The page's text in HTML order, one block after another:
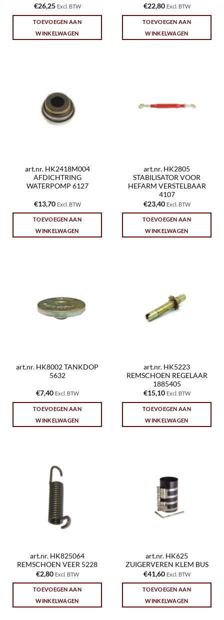
€26,25 Excl. BTW
TOEVOEGEN AAN
WINKELWAGEN
€22,80 Excl. BTW
TOEVOEGEN AAN
WINKELWAGEN
art.nr. HK2418M004
AFDICHTRING
WATERPOMP 6127
€13,70 Excl. BTW
TOEVOEGEN AAN
WINKELWAGEN
art.nr. HK2805
STABILISATOR VOOR
HEFARM VERSTELBAAR
4107
€23,40 Excl. BTW
TOEVOEGEN AAN
WINKELWAGEN
art.nr. HK8002 TANKDOP
5632
€7,40 Excl. BTW
TOEVOEGEN AAN
WINKELWAGEN
art.nr. HK5223
REMSCHOEN REGELAAR
1885405
€15,10 Excl. BTW
TOEVOEGEN AAN
WINKELWAGEN
art.nr. HK825064
REMSCHOEN VEER 5228
€2,80 Excl. BTW
TOEVOEGEN AAN
WINKELWAGEN
art.nr. HK625
ZUIGERVEREN KLEM BUS
€41,60 Excl. BTW
TOEVOEGEN AAN
WINKELWAGEN